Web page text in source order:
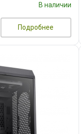
В наличии
Подробнее